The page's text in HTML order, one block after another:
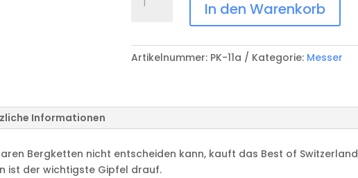
Switzerland
In den Warenkorb
Artikelnummer: PK-11a Kategorie: Messer
Informationen
Bergketten nicht entscheiden kann, kauft das Best of Switzerland
ist der wichtigste Gipfel drauf.